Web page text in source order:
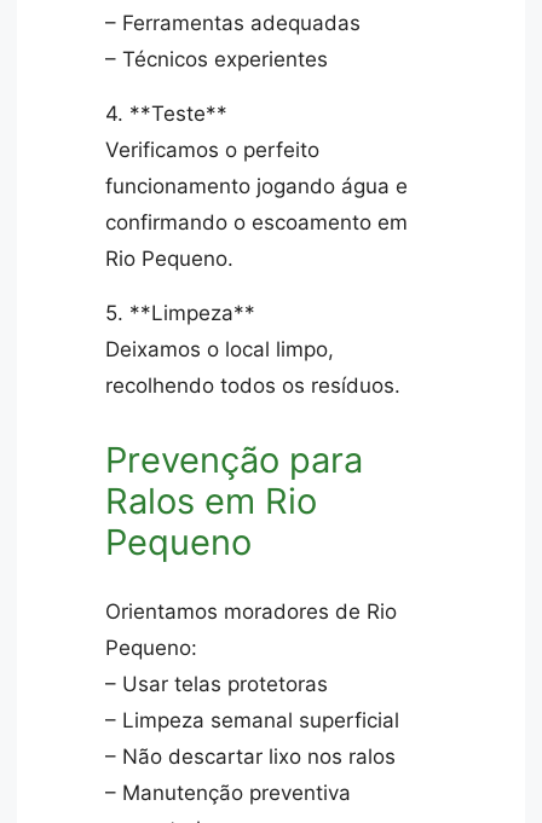
– Ferramentas adequadas
– Técnicos experientes
4. **Teste**
Verificamos o perfeito
funcionamento jogando água e
confirmando o escoamento em
Rio Pequeno.
5. **Limpeza**
Deixamos o local limpo,
recolhendo todos os resíduos.
Prevenção para
Ralos em Rio
Pequeno
Orientamos moradores de Rio
Pequeno:
– Usar telas protetoras
– Limpeza semanal superficial
– Não descartar lixo nos ralos
– Manutenção preventiva